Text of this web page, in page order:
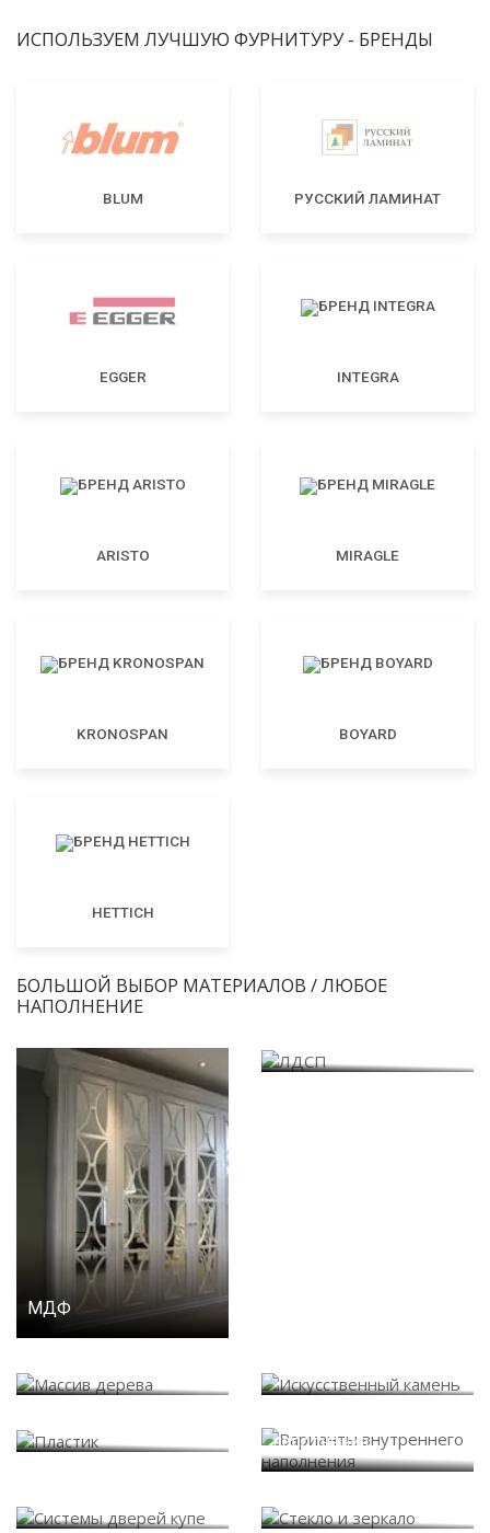
ИСПОЛЬЗУЕМ ЛУЧШУЮ ФУРНИТУРУ - БРЕНДЫ
BLUM РУССКИЙ ЛАМИНАТ
EGGER INTEGRA
ARISTO MIRAGLE
KRONOSPAN BOYARD
HETTICH
БОЛЬШОЙ ВЫБОР МАТЕРИАЛОВ / ЛЮБОЕ
НАПОЛНЕНИЕ
МДФ
наполнения